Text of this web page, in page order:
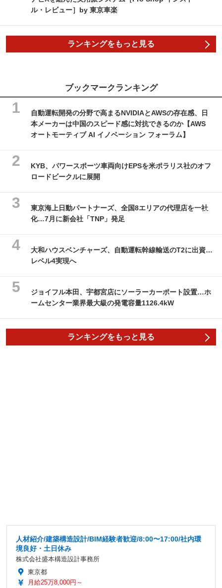
ル・レビュー］by 東京車楽
ランキングをもっと見る
ブックマークランキング
自動運転開発の分野で高まるNVIDIAとAWSの存在感、日
本メーカーは中国のスピード感に対抗できるのか【AWS
オートモーティブ AI イノベーション フォーラム】
KYB、パワースポーツ車両向けEPSを米ポラリス社のオフ
ロードビークルに展開
東京海上日動パートナーズ、全国8エリアの代理店を一社
化…7月に新会社「TNP」発足
大和ハウスベンチャーズ、自動運転幹線輸送のT2に出資…
レベル4実現へ
ジョイフル本田、宇都宮店にソーラーカーポート設置…ホ
ームセンター業界最大級の発電容量1126.4kW
ランキングをもっと見る
人材紹介/建築構造設計/BIM経験者歓迎/8:00〜17:00/社内環
境良好・土日休み
株式会社盛本構造設計事務所
東京都
月給25万8,000円～